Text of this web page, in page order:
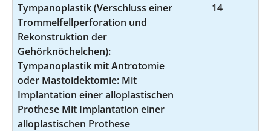
Tympanoplastik (Verschluss einer
Trommelfellperforation und
Rekonstruktion der
Gehörknöchelchen):
Tympanoplastik mit Antrotomie
oder Mastoidektomie: Mit
Implantation einer alloplastischen
Prothese Mit Implantation einer
alloplastischen Prothese
14